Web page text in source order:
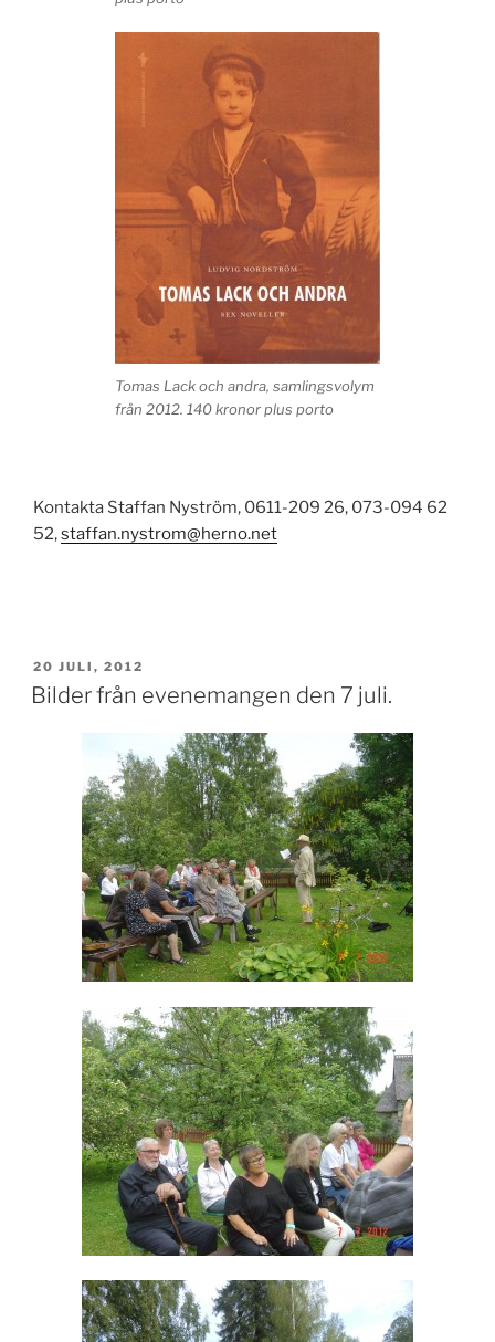
Tomas Lack och andra, samlingsvolym
från 2012. 140 kronor plus porto
Kontakta Staffan Nyström, 0611-209 26, 073-094 62
52,staffan.nystrom@herno.net
PUBLICERAT
20 JULI, 2012
Bilder från evenemangen den 7 juli.